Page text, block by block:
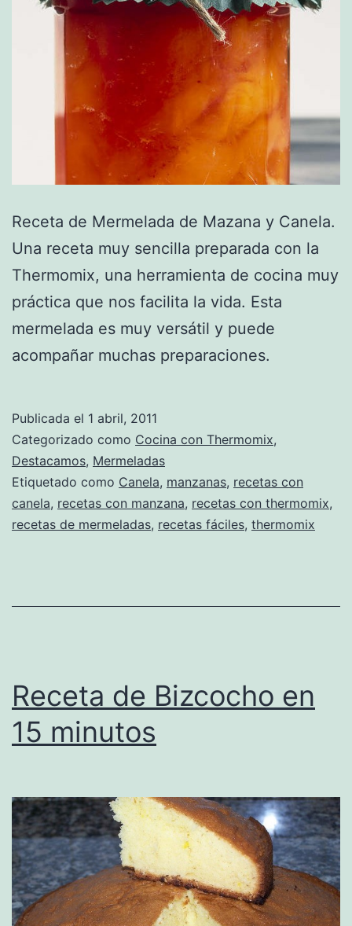
Receta de Mermelada de Mazana y Canela.
Una receta muy sencilla preparada con la
Thermomix, una herramienta de cocina muy
práctica que nos facilita la vida. Esta
mermelada es muy versátil y puede
acompañar muchas preparaciones.
Publicada el 1 abril, 2011
Categorizado como Cocina con Thermomix,
Destacamos, Mermeladas
Etiquetado como Canela, manzanas, recetas con
canela, recetas con manzana, recetas con thermomix,
recetas de mermeladas, recetas fáciles, thermomix
Receta de Bizcocho en
15 minutos